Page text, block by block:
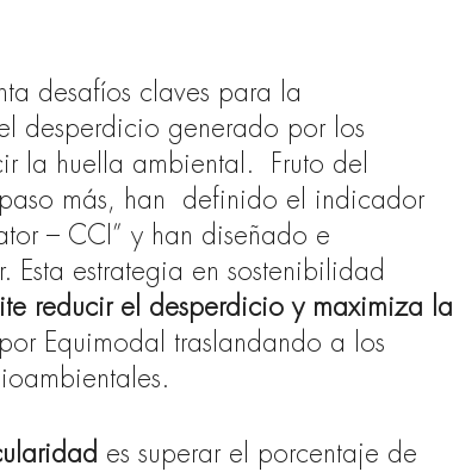
desafíos claves para la
desperdicio generado por los
la huella ambiental.
Fruto del
más, han
definido el indicador
– CCI” y han diseñado e
Esta estrategia en sostenibilidad
reducir el desperdicio y maximiza la
Equimodal traslandando a los
es superar el porcentaje de